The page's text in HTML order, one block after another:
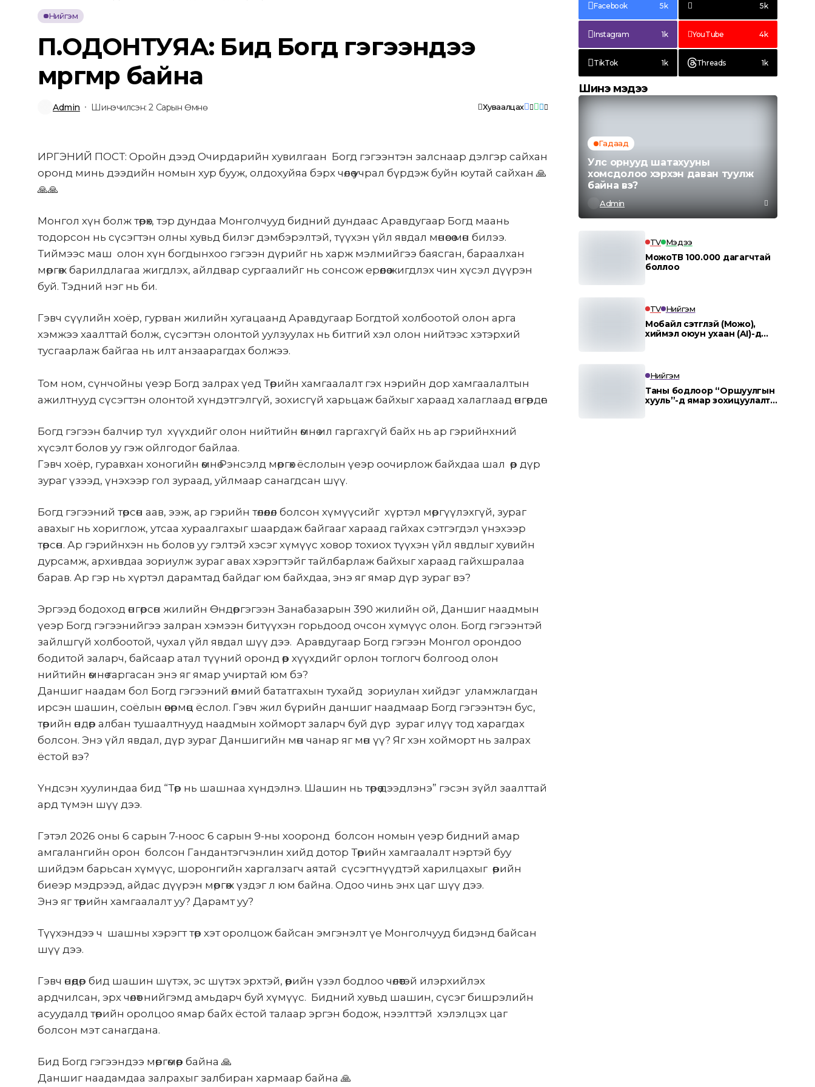
Нийгэм
П.ОДОНТУЯА: Бид Богд гэгээндээ
мөргөмөөр байна
Admin Шинэчилсэн: 2 Сарын Өмнө Хуваалцах
ИРГЭНИЙ ПОСТ: Оройн дээд Очирдарийн хувилгаан Богд гэгээнтэн залснаар дэлгэр сайхан
оронд минь дээдийн номын хур бууж, олдохуйяа бэрх чөлөө учрал бүрдэж буйн юутай сайхан 🙏
🙏🙏
Монгол хүн болж төрөх, тэр дундаа Монголчууд бидний дундаас Аравдугаар Богд маань
тодорсон нь сүсэгтэн олны хувьд билэг дэмбэрэлтэй, түүхэн үйл явдал мөнөөсөө мөн билээ.
Тиймээс маш олон хүн богдынхоо гэгээн дүрийг нь харж мэлмийгээ баясган, бараалхан
мөргөж барилдлагаа жигдлэх, айлдвар сургаалийг нь сонсож ерөөлөө жигдлэх чин хүсэл дүүрэн
буй. Тэдний нэг нь би.
Гэвч сүүлийн хоёр, гурван жилийн хугацаанд Аравдугаар Богдтой холбоотой олон арга
хэмжээ хаалттай болж, сүсэгтэн олонтой уулзуулах нь битгий хэл олон нийтээс хэтэрхий
тусгаарлаж байгаа нь илт анзаарагдах болжээ.
Том ном, сүнчойны үеэр Богд залрах үед Төрийн хамгаалалт гэх нэрийн дор хамгаалалтын
ажилтнууд сүсэгтэн олонтой хүндэтгэлгүй, зохисгүй харьцаж байхыг хараад халаглаад өнгөрдөг.
Богд гэгээн балчир тул хүүхдийг олон нийтийн өмнө ил гаргахгүй байх нь ар гэрийнхний
хүсэлт болов уу гэж ойлгодог байлаа.
Гэвч хоёр, гуравхан хоногийн өмнө Рэнсэлд мөргөх ёслолын үеэр оочирлож байхдаа шал өөр дүр
зураг үзээд, үнэхээр гол зураад, уйлмаар санагдсан шүү.
Богд гэгээний төрсөн аав, ээж, ар гэрийн төлөөлөл болсон хүмүүсийг хүртэл мөргүүлэхгүй, зураг
авахыг нь хориглож, утсаа хураалгахыг шаардаж байгааг хараад гайхах сэтгэгдэл үнэхээр
төрсөн. Ар гэрийнхэн нь болов уу гэлтэй хэсэг хүмүүс ховор тохиох түүхэн үйл явдлыг хувийн
дурсамж, архивдаа зориулж зураг авах хэрэгтэйг тайлбарлаж байхыг хараад гайхшралаа
барав. Ар гэр нь хүртэл дарамтад байдаг юм байхдаа, энэ яг ямар дүр зураг вэ?
Эргээд бодоход өнгөрсөн жилийн Өндөргэгээн Занабазарын 390 жилийн ой, Даншиг наадмын
үеэр Богд гэгээнийгээ залран хэмээн битүүхэн горьдоод очсон хүмүүс олон. Богд гэгээнтэй
зайлшгүй холбоотой, чухал үйл явдал шүү дээ. Аравдугаар Богд гэгээн Монгол орондоо
бодитой заларч, байсаар атал түүний оронд өөр хүүхдийг орлон тоглогч болгоод олон
нийтийн өмнө гаргасан энэ яг ямар учиртай юм бэ?
Даншиг наадам бол Богд гэгээний өлмий бататгахын тухайд зориулан хийдэг уламжлагдан
ирсэн шашин, соёлын өвөрмөц ёслол. Гэвч жил бүрийн даншиг наадмаар Богд гэгээнтэн бус,
төрийн өндөр албан тушаалтнууд наадмын хойморт заларч буй дүр зураг илүү тод харагдах
болсон. Энэ үйл явдал, дүр зураг Даншигийн мөн чанар яг мөн үү? Яг хэн хойморт нь залрах
ёстой вэ?
Үндсэн хуулиндаа бид “Төр нь шашнаа хүндэлнэ. Шашин нь төрөө дээдлэнэ” гэсэн зүйл заалттай
ард түмэн шүү дээ.
Гэтэл 2026 оны 6 сарын 7-ноос 6 сарын 9-ны хооронд болсон номын үеэр бидний амар
амгалангийн орон болсон Гандантэгчэнлин хийд дотор Төрийн хамгаалалт нэртэй буу
шийдэм барьсан хүмүүс, шоронгийн харгалзагч аятай сүсэгтнүүдтэй харилцахыг өөрийн
биеэр мэдрээд, айдас дүүрэн мөргөж үздэг л юм байна. Одоо чинь энх цаг шүү дээ.
Энэ яг төрийн хамгаалалт уу? Дарамт уу?
Түүхэндээ ч шашны хэрэгт төр хэт оролцож байсан эмгэнэлт үе Монголчууд бидэнд байсан
шүү дээ.
Гэвч өнөөдөр бид шашин шүтэх, эс шүтэх эрхтэй, өөрийн үзэл бодлоо чөлөөтэй илэрхийлэх
ардчилсан, эрх чөлөөт нийгэмд амьдарч буй хүмүүс. Бидний хувьд шашин, сүсэг бишрэлийн
асуудалд төрийн оролцоо ямар байх ёстой талаар эргэн бодож, нээлттэй хэлэлцэх цаг
болсон мэт санагдана.
Бид Богд гэгээндээ мөргөмөөр байна 🙏
Даншиг наадамдаа залрахыг залбиран хармаар байна 🙏
Facebook 5k 5k
Instagram 1k YouTube 4k
TikTok 1k Threads 1k
Шинэ мэдээ
Гадаад
Улс орнууд шатахууны
хомсдолоо хэрхэн даван туулж
байна вэ?
Admin
TV Мэдээ
МожоТВ 100.000 дагагчтай
боллоо
TV Нийгэм
Мобайл сэтгүүлзүй (Можо),
хиймэл оюун ухаан (AI)-д
Нийгэм
Таны бодлоор “Оршуулгын
хууль”-д ямар зохицуулалт